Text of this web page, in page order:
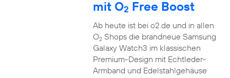
mit O2 Free Boost
Ab heute ist bei o2.de und in allen
O2Shops die brandneue Samsung
Galaxy Watch3 im klassischen
Premium-Design mit Echtleder-
Armband und Edelstahlgehäuse